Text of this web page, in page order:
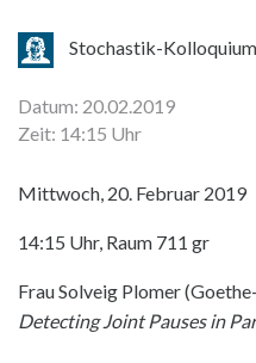
Stochastik-
Datum: 20.02.2019
Zeit: 14:15 Uhr
Mittwoch, 20. Februar 2019
14:15 Uhr, Raum 711 gr
Frau Solveig Plomer
Detecting Joint Pauses in